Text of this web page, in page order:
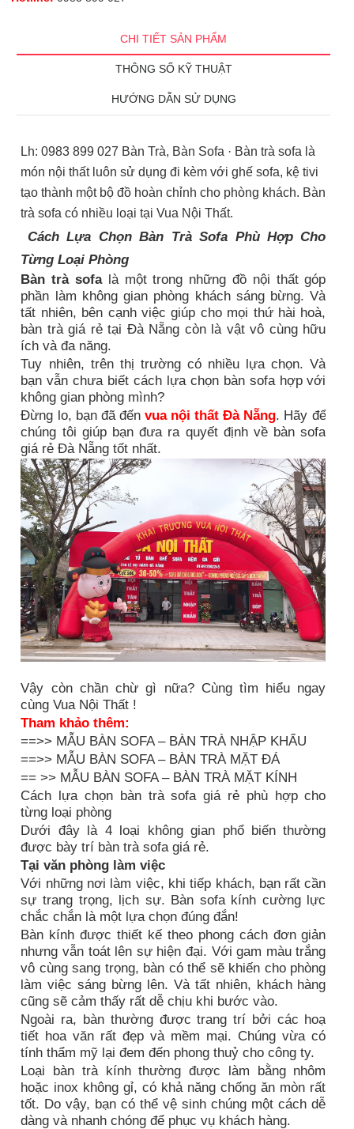
CHI TIẾT SẢN PHẨM
THÔNG SỐ KỸ THUẬT
HƯỚNG DẪN SỬ DỤNG
Lh: 0983 899 027 Bàn Trà, Bàn Sofa · Bàn trà sofa là
món nội thất luôn sử dụng đi kèm với ghế sofa, kệ tivi
tạo thành một bộ đồ hoàn chỉnh cho phòng khách. Bàn
trà sofa có nhiều loại tại Vua Nội Thất.
Cách Lựa Chọn Bàn Trà Sofa Phù Hợp Cho
Từng Loại Phòng
Bàn trà sofalà một trong những đồ nội thất góp
phần làm không gian phòng khách sáng bừng. Và
tất nhiên, bên cạnh việc giúp cho mọi thứ hài hoà,
bàn trà giá rẻ tại Đà Nẵng còn là vật vô cùng hữu
ích và đa năng.
Tuy nhiên, trên thị trường có nhiều lựa chọn. Và
bạn vẫn chưa biết cách lựa chọn bàn sofa hợp với
không gian phòng mình?
Đừng lo, bạn đã đến vua nội thất Đà Nẵng. Hãy để
chúng tôi giúp bạn đưa ra quyết định về bàn sofa
giá rẻ Đà Nẵng tốt nhất.
Vậy còn chần chừ gì nữa? Cùng tìm hiểu ngay
cùng Vua Nội Thất !
Tham khảo thêm:
==>> MẪU BÀN SOFA – BÀN TRÀ NHẬP KHẨU
==>> MẪU BÀN SOFA – BÀN TRÀ MẶT ĐÁ
== >> MẪU BÀN SOFA – BÀN TRÀ MẶT KÍNH
Cách lựa chọn bàn trà sofa giá rẻ phù hợp cho
từng loại phòng
Dưới đây là 4 loại không gian phổ biến thường
được bày trí bàn trà sofa giá rẻ.
Tại văn phòng làm việc
Với những nơi làm việc, khi tiếp khách, bạn rất cần
sự trang trọng, lịch sự. Bàn sofa kính cường lực
chắc chắn là một lựa chọn đúng đắn!
Bàn kính được thiết kế theo phong cách đơn giản
nhưng vẫn toát lên sự hiện đại. Với gam màu trắng
vô cùng sang trọng, bàn có thể sẽ khiến cho phòng
làm việc sáng bừng lên. Và tất nhiên, khách hàng
cũng sẽ cảm thấy rất dễ chịu khi bước vào.
Ngoài ra, bàn thường được trang trí bởi các hoạ
tiết hoa văn rất đẹp và mềm mại. Chúng vừa có
tính thẩm mỹ lại đem đến phong thuỷ cho công ty.
Loại bàn trà kính thường được làm bằng nhôm
hoặc inox không gỉ, có khả năng chống ăn mòn rất
tốt. Do vậy, bạn có thể vệ sinh chúng một cách dễ
dàng và nhanh chóng để phục vụ khách hàng.